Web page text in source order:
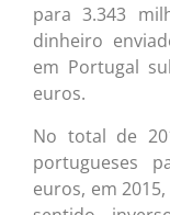
para 3.343
dinheiro
em Portugal
euros.
No total de
portugueses
euros, em